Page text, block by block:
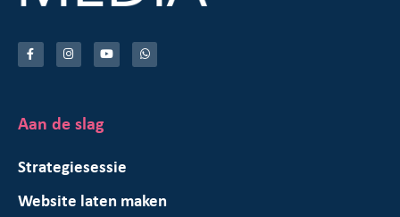
Aan de slag
Strategiesessie
Website laten maken